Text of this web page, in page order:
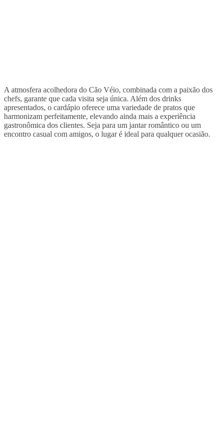
A atmosfera acolhedora do Cão Véio, combinada com a paixão dos
chefs, garante que cada visita seja única. Além dos drinks
apresentados, o cardápio oferece uma variedade de pratos que
harmonizam perfeitamente, elevando ainda mais a experiência
gastronômica dos clientes. Seja para um jantar romântico ou um
encontro casual com amigos, o lugar é ideal para qualquer ocasião.